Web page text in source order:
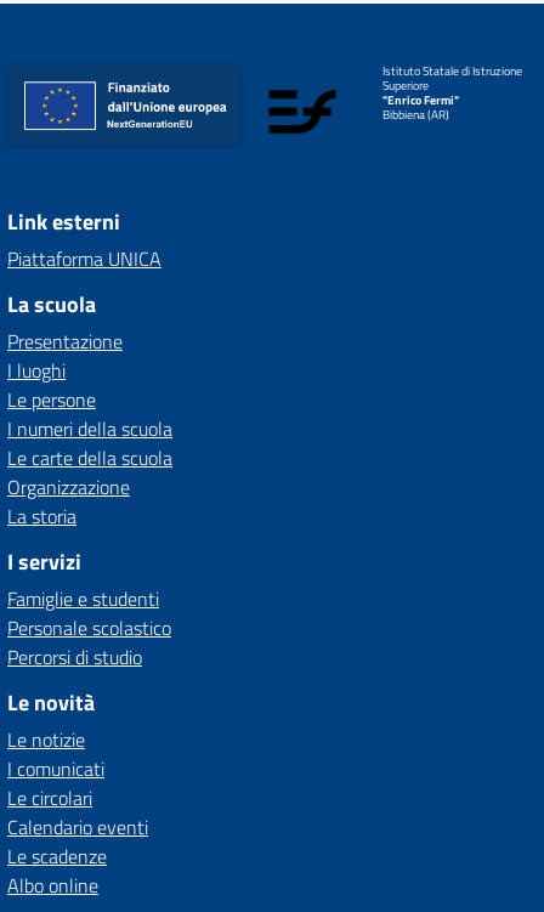
Istituto Statale di Istruzione
Superiore
"Enrico Fermi"
Bibbiena (AR)
Link esterni
Piattaforma UNICA
La scuola
Presentazione
I luoghi
Le persone
I numeri della scuola
Le carte della scuola
Organizzazione
La storia
I servizi
Famiglie e studenti
Personale scolastico
Percorsi di studio
Le novità
Le notizie
I comunicati
Le circolari
Calendario eventi
Le scadenze
Albo online